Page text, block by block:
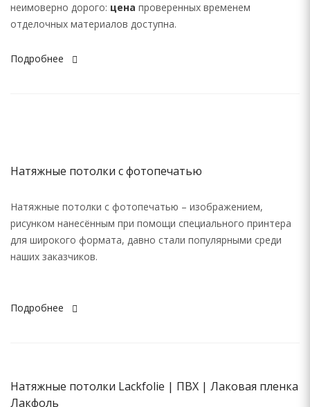
неимоверно дорого: цена проверенных временем
отделочных материалов доступна.
Подробнее
Натяжные потолки с фотопечатью
Натяжные потолки с фотопечатью – изображением,
рисунком нанесённым при помощи специального принтера
для широкого формата, давно стали популярными среди
наших заказчиков.
Подробнее
Натяжные потолки Lackfolie | ПВХ | Лаковая пленка
Лакфоль